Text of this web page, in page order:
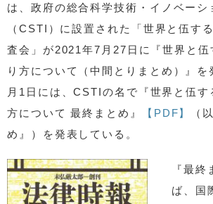
は、政府の総合科学技術・イノベーシ
（CSTI）に設置された「世界と伍す
査会」が2021年7月27日に『世界と伍
り方について（中間とりまとめ）』
月1日には、CSTIの名で『世界と伍す
方について 最終まとめ』
【PDF】
（
め』）を発表している。
『最
ば、国